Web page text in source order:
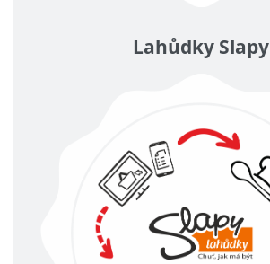
Lahůdky Slapy